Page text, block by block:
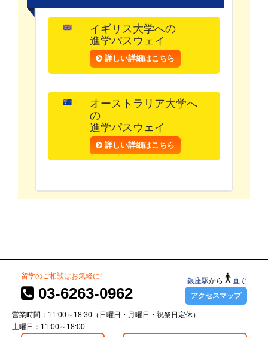
イギリス大学への
進学パスウェイ
詳しい詳細はこちら
オーストラリア大学へ
の
進学パスウェイ
詳しい詳細はこちら
留学のご相談はお気軽に!
03-6263-0962
銀座駅から
直ぐ
アクセスマップ
営業時間：11:00～18:30（日曜日・月曜日・祝祭日定休）
土曜日：11:00～18:00